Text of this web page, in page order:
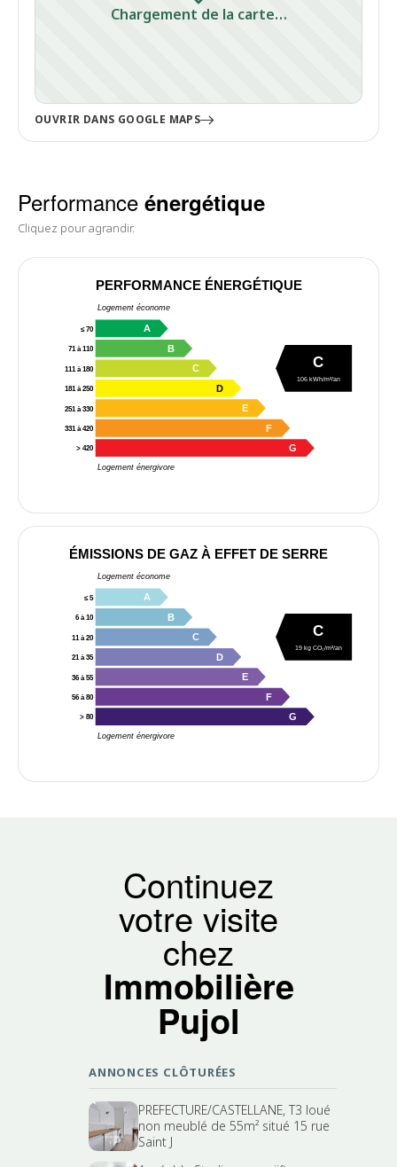
Chargement de la carte…
OUVRIR DANS GOOGLE MAPS
Performance énergétique
Cliquez pour agrandir.
PERFORMANCE ÉNERGÉTIQUE
Logement économe
Logement énergivore
≤ 70 A
71 à 110 B
111 à 180 C
181 à 250 D
251 à 330 E
331 à 420 F
> 420 G
C
106 kWh/m²/an
ÉMISSIONS DE GAZ À EFFET DE SERRE
Logement économe
Logement énergivore
≤ 5 A
6 à 10 B
11 à 20 C
21 à 35 D
36 à 55 E
56 à 80 F
> 80 G
C
19 kg CO₂/m²/an
Continuez
votre visite
chez
Immobilière
Pujol
ANNONCES CLÔTURÉES
PREFECTURE/CASTELLANE, T3 loué
non meublé de 55m² situé 15 rue
Saint J